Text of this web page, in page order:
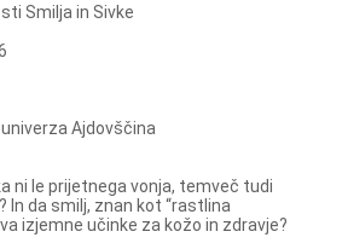
Smilja in Sivke
Ajdovščina
ni le prijetnega vonja, temveč tudi
In da smilj, znan kot “rastlina
izjemne učinke za kožo in zdravje?